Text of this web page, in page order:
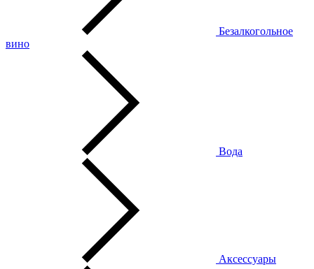
Безалкогольное
вино
Вода
Аксессуары